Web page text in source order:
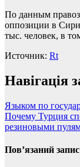
По данным
оппозиции в
тыс. человек, в
Источник: Rt
Навігація
Языком по
Почему Турция
резиновыми
Пов’язаний запис